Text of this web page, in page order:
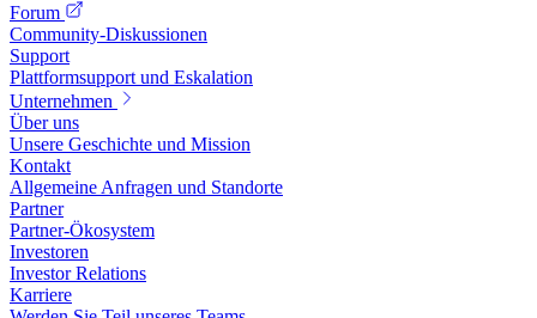
Forum
Community-Diskussionen
Support
Plattformsupport und Eskalation
Unternehmen
Über uns
Unsere Geschichte und Mission
Kontakt
Allgemeine Anfragen und Standorte
Partner
Partner-Ökosystem
Investoren
Investor Relations
Karriere